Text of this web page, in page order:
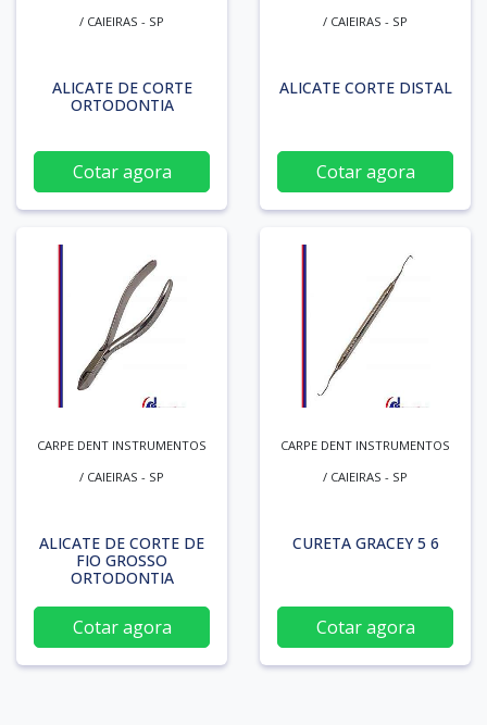
/ CAIEIRAS - SP
ALICATE DE CORTE
ORTODONTIA
Cotar agora
/ CAIEIRAS - SP
ALICATE CORTE DISTAL
Cotar agora
CARPE DENT INSTRUMENTOS
/ CAIEIRAS - SP
ALICATE DE CORTE DE
FIO GROSSO
ORTODONTIA
Cotar agora
CARPE DENT INSTRUMENTOS
/ CAIEIRAS - SP
CURETA GRACEY 5 6
Cotar agora